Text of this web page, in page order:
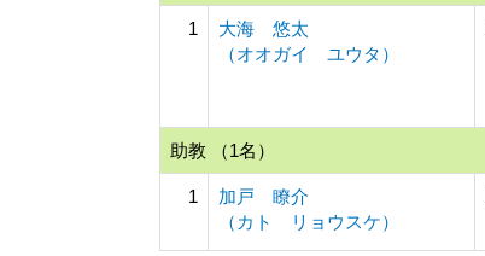
1
大海 悠太
（オオガイ ユウタ）
助教 （1名）
1
加戸 瞭介
（カト リョウスケ）